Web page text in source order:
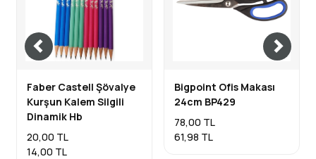
Faber Castell Şövalye
Kurşun Kalem Silgili
Dinamik Hb
20,00 TL
14,00 TL
Bigpoint Ofis Makası
24cm BP429
78,00 TL
61,98 TL